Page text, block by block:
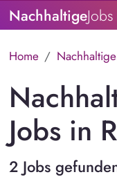
NachhaltigeJobs
Home
Jobs in
2 Jobs